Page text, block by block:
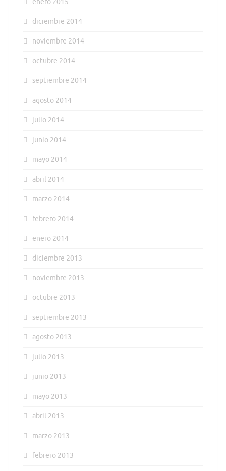
enero 2015
diciembre 2014
noviembre 2014
octubre 2014
septiembre 2014
agosto 2014
julio 2014
junio 2014
mayo 2014
abril 2014
marzo 2014
febrero 2014
enero 2014
diciembre 2013
noviembre 2013
octubre 2013
septiembre 2013
agosto 2013
julio 2013
junio 2013
mayo 2013
abril 2013
marzo 2013
febrero 2013